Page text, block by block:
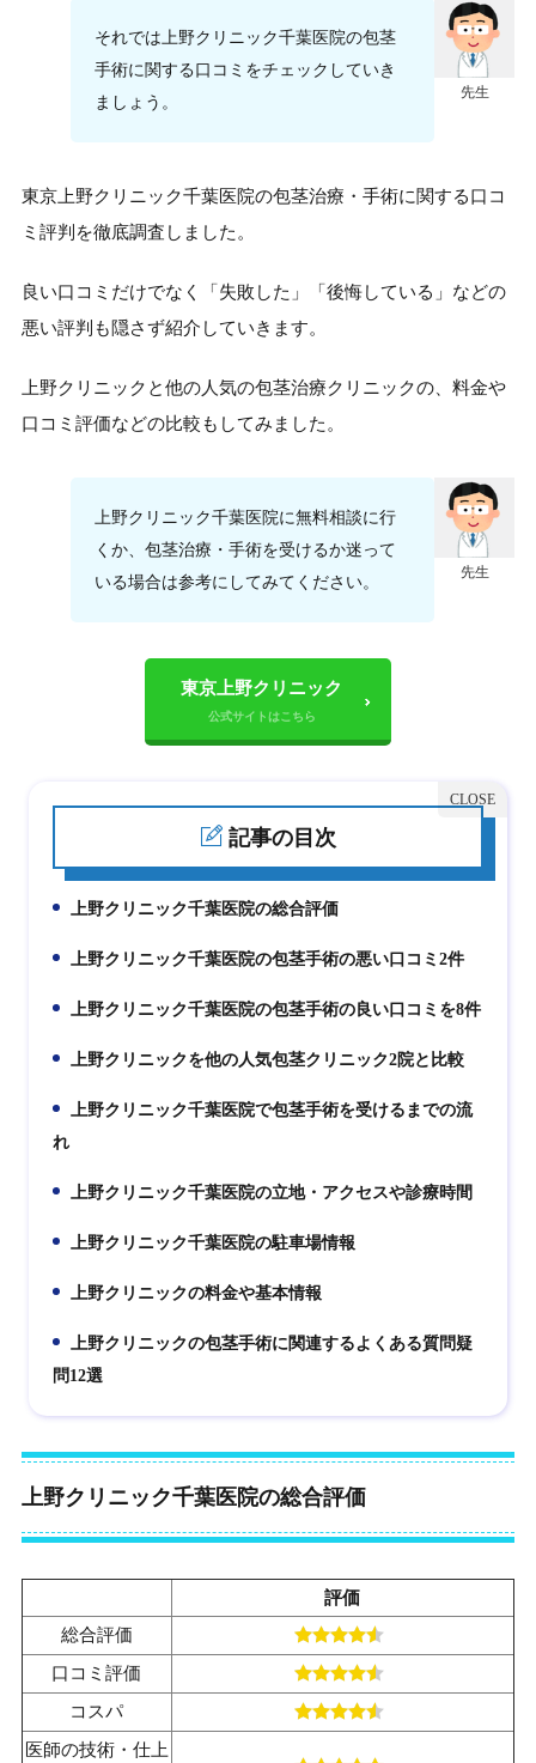
先生
それでは上野クリニック千葉医院の包茎
手術に関する口コミをチェックしていき
ましょう。
東京上野クリニック千葉医院の包茎治療・手術に関する口コ
ミ評判を徹底調査しました。
良い口コミだけでなく「失敗した」「後悔している」などの
悪い評判も隠さず紹介していきます。
上野クリニックと他の人気の包茎治療クリニックの、料金や
口コミ評価などの比較もしてみました。
先生
上野クリニック千葉医院に無料相談に行
くか、包茎治療・手術を受けるか迷って
いる場合は参考にしてみてください。
東京上野クリニック
記事の目次
1.
上野クリニック千葉医院の総合評価
2.
上野クリニック千葉医院の包茎手術の悪い口コミ2件
3.
上野クリニック千葉医院の包茎手術の良い口コミを8件
4.
上野クリニックを他の人気包茎クリニック2院と比較
5.
上野クリニック千葉医院で包茎手術を受けるまでの流
れ
6.
上野クリニック千葉医院の立地・アクセスや診療時間
7.
上野クリニック千葉医院の駐車場情報
8.
上野クリニックの料金や基本情報
9.
上野クリニックの包茎手術に関連するよくある質問疑
問12選
上野クリニック千葉医院の総合評価
評価
総合評価
口コミ評価
コスパ
医師の技術・仕上